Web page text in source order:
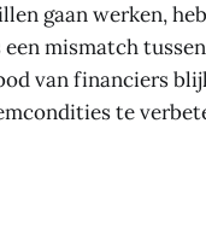
gaan werken,
mismatch
van financiers
te